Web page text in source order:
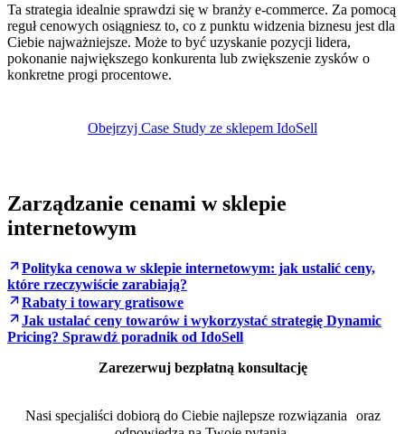
Ta strategia idealnie sprawdzi się w branży e-commerce. Za pomocą
reguł cenowych osiągniesz to, co z punktu widzenia biznesu jest dla
Ciebie najważniejsze. Może to być uzyskanie pozycji lidera,
pokonanie największego konkurenta lub zwiększenie zysków o
konkretne progi procentowe.
Obejrzyj Case Study ze sklepem IdoSell
Zarządzanie cenami w sklepie
internetowym
Polityka cenowa w sklepie internetowym: jak ustalić ceny,
które rzeczywiście zarabiają?
Rabaty i towary gratisowe
Jak ustalać ceny towarów i wykorzystać strategię Dynamic
Pricing? Sprawdź poradnik od IdoSell
Zarezerwuj bezpłatną konsultację
Nasi specjaliści dobiorą do Ciebie najlepsze rozwiązania oraz